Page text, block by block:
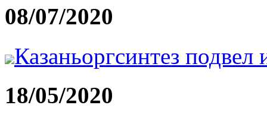
08/07/2020
Казаньоргсинтез подвел
18/05/2020